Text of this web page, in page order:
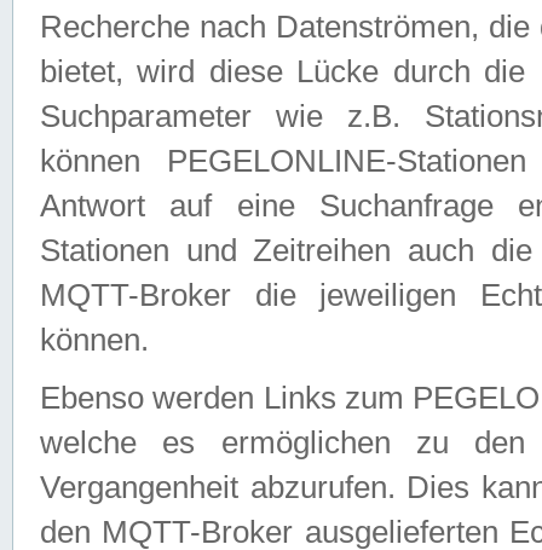
Recherche nach Datenströmen,
bietet, wird diese Lücke durch die
Suchparameter wie z.B.
können PEGELONLINE-
Antwort auf eine Suchanfrage
Stationen und Zeitreihen auch
MQTT-Broker die jeweiligen
können.
Ebenso werden Links zum
welche es ermöglichen zu den
Vergangenheit abzurufen. Dies
den MQTT-Broker ausgelieferten